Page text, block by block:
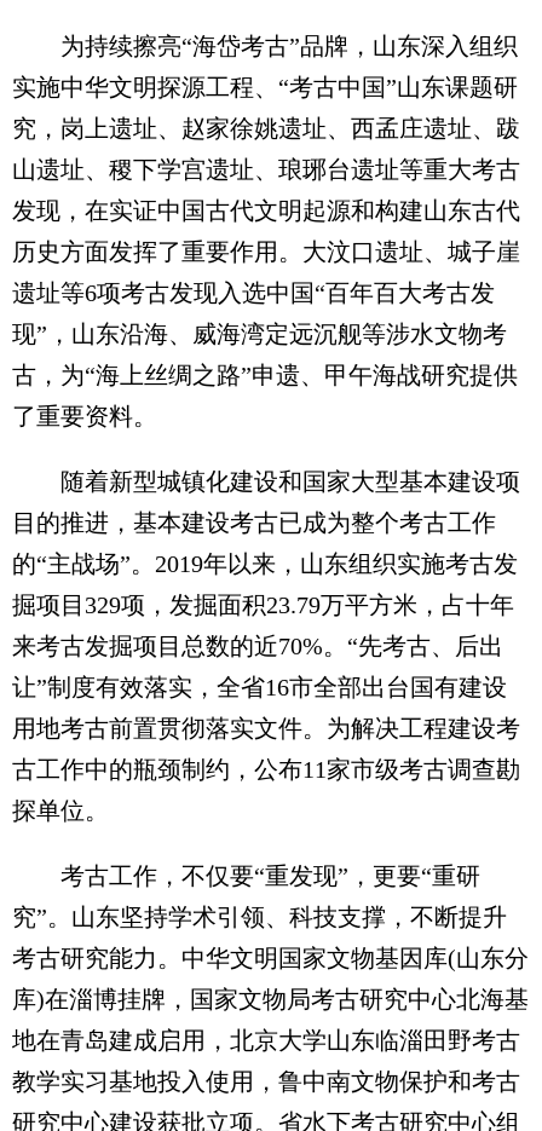
为持续擦亮“海岱考古”品牌，山东深入组织
实施中华文明探源工程、“考古中国”山东课题研
究，岗上遗址、赵家徐姚遗址、西孟庄遗址、跋
山遗址、稷下学宫遗址、琅琊台遗址等重大考古
发现，在实证中国古代文明起源和构建山东古代
历史方面发挥了重要作用。大汶口遗址、城子崖
遗址等6项考古发现入选中国“百年百大考古发
现”，山东沿海、威海湾定远沉舰等涉水文物考
古，为“海上丝绸之路”申遗、甲午海战研究提供
了重要资料。
随着新型城镇化建设和国家大型基本建设项
目的推进，基本建设考古已成为整个考古工作
的“主战场”。2019年以来，山东组织实施考古发
掘项目329项，发掘面积23.79万平方米，占十年
来考古发掘项目总数的近70%。“先考古、后出
让”制度有效落实，全省16市全部出台国有建设
用地考古前置贯彻落实文件。为解决工程建设考
古工作中的瓶颈制约，公布11家市级考古调查勘
探单位。
考古工作，不仅要“重发现”，更要“重研
究”。山东坚持学术引领、科技支撑，不断提升
考古研究能力。中华文明国家文物基因库(山东分
库)在淄博挂牌，国家文物局考古研究中心北海基
地在青岛建成启用，北京大学山东临淄田野考古
教学实习基地投入使用，鲁中南文物保护和考古
研究中心建设获批立项。省水下考古研究中心组